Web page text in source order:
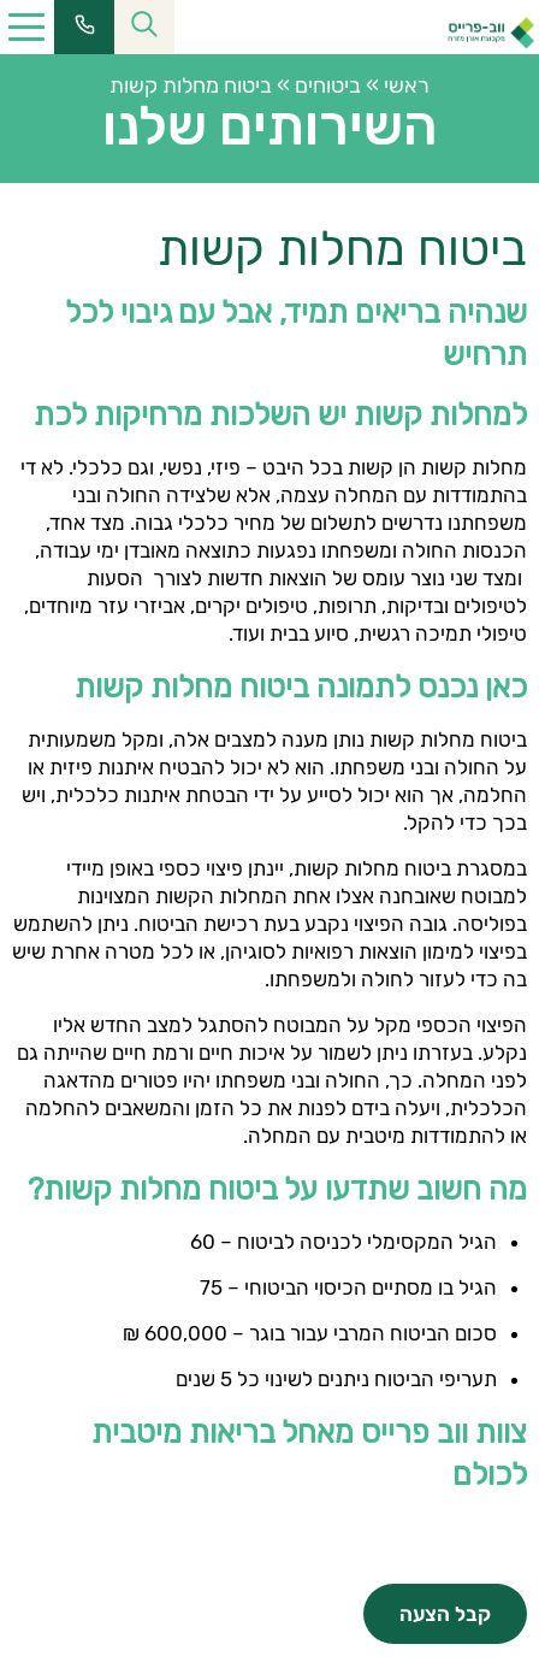
ראשי »ביטוחים »ביטוח מחלות קשות
השירותים שלנו
ביטוח מחלות קשות
שנהיה בריאים תמיד, אבל עם גיבוי לכל
תרחיש
למחלות קשות יש השלכות מרחיקות לכת
מחלות קשות הן קשות בכל היבט – פיזי, נפשי, וגם כלכלי. לא די
בהתמודדות עם המחלה עצמה, אלא שלצידה החולה ובני
משפחתנו נדרשים לתשלום של מחיר כלכלי גבוה. מצד אחד,
הכנסות החולה ומשפחתו נפגעות כתוצאה מאובדן ימי עבודה,
ומצד שני נוצר עומס של הוצאות חדשות לצורך הסעות
לטיפולים ובדיקות, תרופות, טיפולים יקרים, אביזרי עזר מיוחדים,
טיפולי תמיכה רגשית, סיוע בבית ועוד.
כאן נכנס לתמונה ביטוח מחלות קשות
ביטוח מחלות קשות נותן מענה למצבים אלה, ומקל משמעותית
על החולה ובני משפחתו. הוא לא יכול להבטיח איתנות פיזית או
החלמה, אך הוא יכול לסייע על ידי הבטחת איתנות כלכלית, ויש
בכך כדי להקל.
במסגרת ביטוח מחלות קשות, יינתן פיצוי כספי באופן מיידי
למבוטח שאובחנה אצלו אחת המחלות הקשות המצוינות
בפוליסה. גובה הפיצוי נקבע בעת רכישת הביטוח. ניתן להשתמש
בפיצוי למימון הוצאות רפואיות לסוגיהן, או לכל מטרה אחרת שיש
בה כדי לעזור לחולה ולמשפחתו.
הפיצוי הכספי מקל על המבוטח להסתגל למצב החדש אליו
נקלע. בעזרתו ניתן לשמור על איכות חיים ורמת חיים שהייתה גם
לפני המחלה. כך, החולה ובני משפחתו יהיו פטורים מהדאגה
הכלכלית, ויעלה בידם לפנות את כל הזמן והמשאבים להחלמה
או להתמודדות מיטבית עם המחלה.
מה חשוב שתדעו על ביטוח מחלות קשות?
הגיל המקסימלי לכניסה לביטוח – 60
הגיל בו מסתיים הכיסוי הביטוחי – 75
סכום הביטוח המרבי עבור בוגר – 600,000 ₪
תעריפי הביטוח ניתנים לשינוי כל 5 שנים
צוות ווב פרייס מאחל בריאות מיטבית
לכולם
קבל הצעה